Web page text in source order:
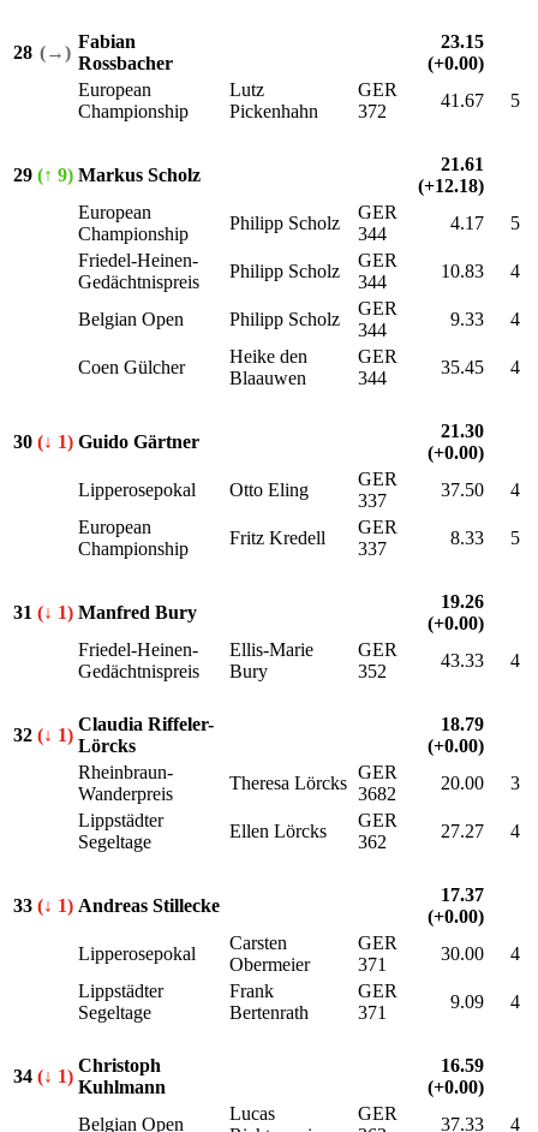
28 (→)
Fabian
Rossbacher
23.15
(+0.00)
European
Championship
Lutz
Pickenhahn
GER
372
41.67 5
29 (↑ 9) Markus Scholz
21.61
(+12.18)
European
Championship
Philipp Scholz
GER
344
4.17
5
Friedel-Heinen-
Gedächtnispreis
Philipp Scholz
GER
344
10.83 4
Belgian Open Philipp Scholz
GER
344
9.33 4
Coen Gülcher
Heike den
Blaauwen
GER
344
35.45 4
30 (↓ 1) Guido Gärtner
21.30
(+0.00)
Lipperosepokal
Otto Eling
GER
337
37.50
4
European
Championship
Fritz Kredell
GER
337
8.33 5
31 (↓ 1) Manfred Bury
19.26
(+0.00)
Friedel-Heinen-
Gedächtnispreis
Ellis-Marie
Bury
GER
352
43.33 4
32 (↓ 1)
Claudia Riffeler-
Lörcks
18.79
(+0.00)
Rheinbraun-
Wanderpreis
Theresa Lörcks
GER
3682
20.00
3
Lippstädter
Segeltage
Ellen Lörcks
GER
362
27.27 4
33 (↓ 1) Andreas Stillecke
17.37
(+0.00)
Lipperosepokal
Carsten
Obermeier
GER
371
30.00
4
Lippstädter
Segeltage
Frank
Bertenrath
GER
371
9.09 4
34 (↓ 1)
Christoph
Kuhlmann
16.59
(+0.00)
Belgian Open
Lucas
GER
37.33 4